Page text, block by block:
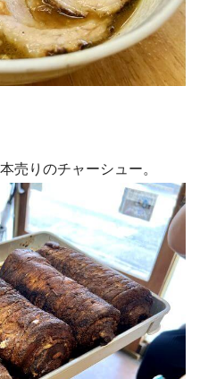
売りのチャーシュー。